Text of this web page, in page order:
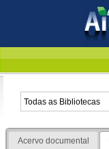
Acervo documental